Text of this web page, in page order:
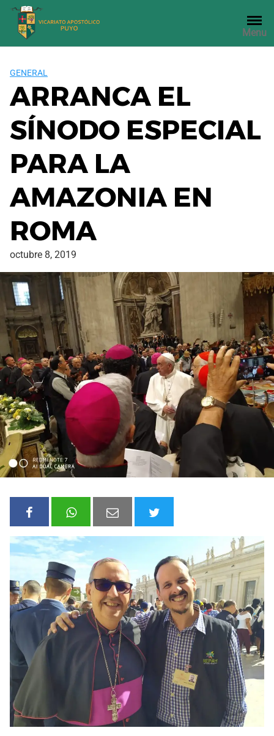
Saltar
contenido
Menu
GENERAL
ARRANCA EL
SÍNODO ESPECIAL
PARA LA
AMAZONIA EN
ROMA
octubre 8, 2019